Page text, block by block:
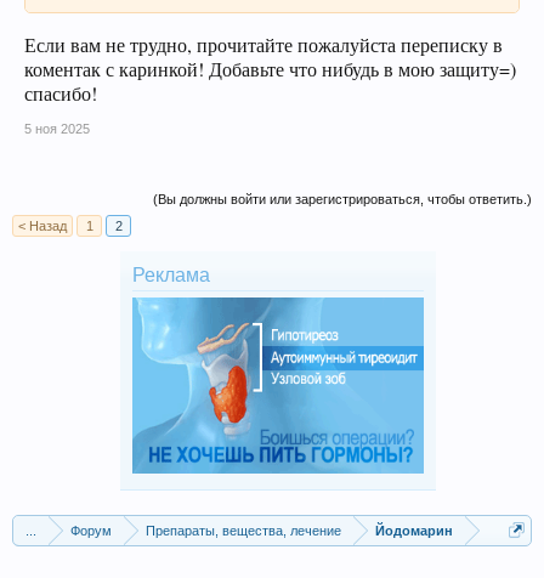
Если вам не трудно, прочитайте пожалуйста переписку в
коментак с каринкой! Добавьте что нибудь в мою защиту=)
спасибо!
5 ноя 2025
(Вы должны войти или зарегистрироваться, чтобы ответить.)
< Назад
1 2
Реклама
... Форум Препараты, вещества, лечение Йодомарин